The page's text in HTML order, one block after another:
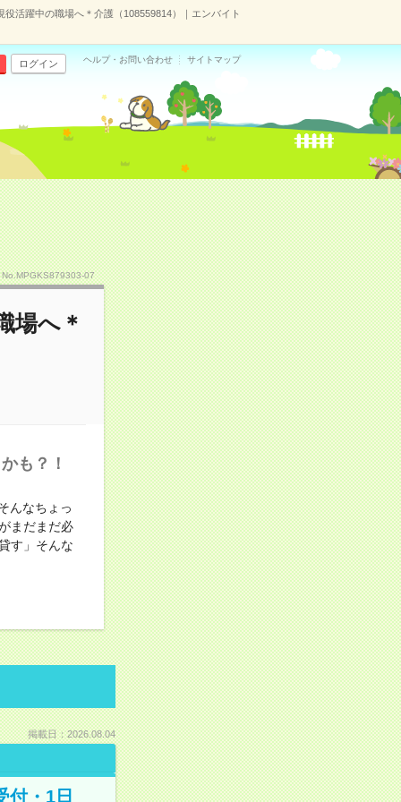
活躍中の職場へ＊介護（108559814）｜エンバイト
ログイン ヘルプ・お問い合わせ サイトマップ
No.MPGKS879303-07
場へ＊
も？！
んなちょっ
まだまだ必
す」そんな
掲載日：2026.08.04
付・1日